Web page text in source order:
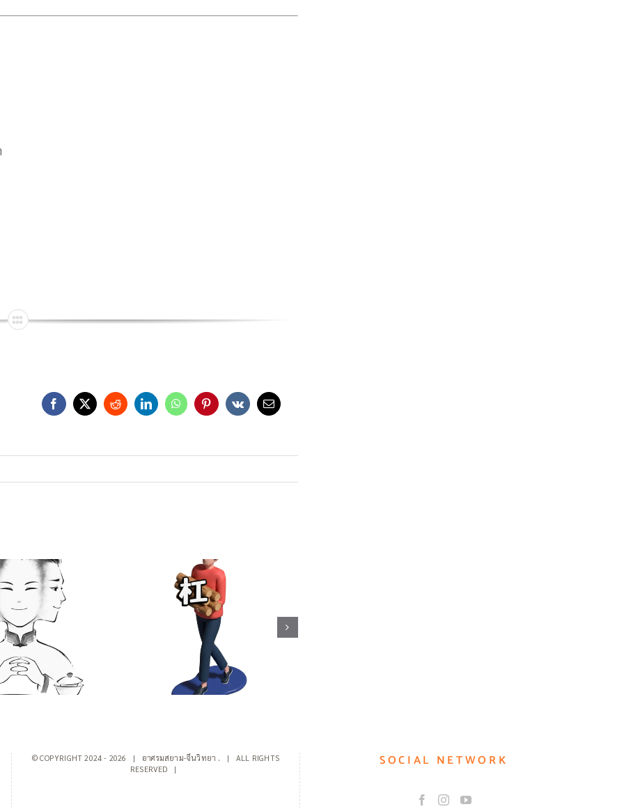
เป็น” / 死马当
ำเต็มที่เผื่อจะมี
聪明反被聪明
มักตกเป็นเหยื่อ
ดของตนเอง
คำสแลง 杠精 / 抬杠 จับผิด
เพื่อโต้คารมกัน, (หาเรื่อง)
ขัดแย้ง, ชอบขัด, ขอให้ได้
ขัด, ขวางโลก
© COPYRIGHT 2024 - 2026 | อาศรมสยาม-จีนวิทยา .
| ALL RIGHTS
RESERVED |
SOCIAL NETWORK